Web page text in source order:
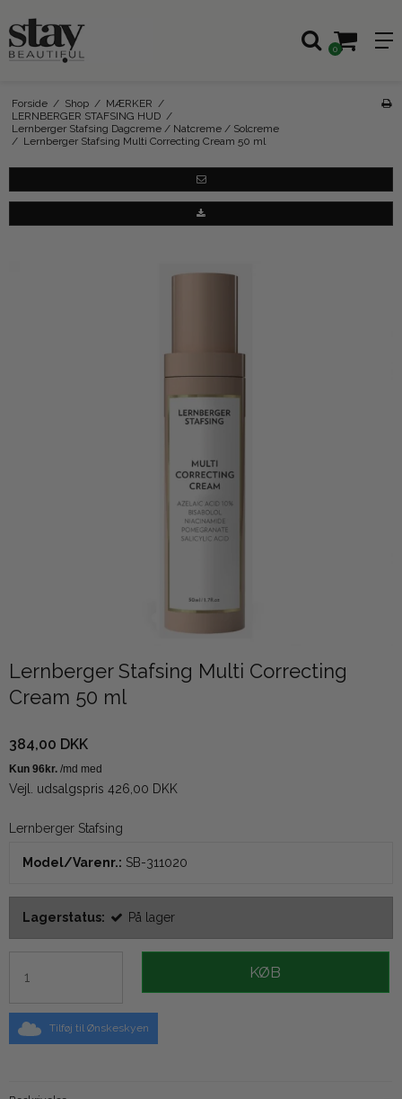
0
Forside / Shop / MÆRKER /
LERNBERGER STAFSING HUD /
Lernberger Stafsing Dagcreme / Natcreme / Solcreme
/ Lernberger Stafsing Multi Correcting Cream 50 ml
Lernberger Stafsing Multi Correcting
Cream 50 ml
384,00 DKK
Vejl. udsalgspris 426,00 DKK
Lernberger Stafsing
Model/Varenr.: SB-311020
Lagerstatus: På lager
KØB
Tilføj til Ønskeskyen